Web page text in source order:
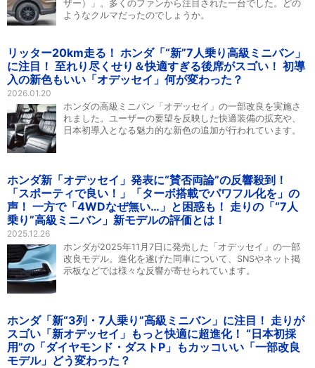
ザー）」。多くのファンから注目された一台でした。どの
ようなクルマだったのでしょうか。
リッター20km走る！ ホンダ「“新”7人乗り高級ミニバン」
に注目！ 至れり尽くせり＆快適すぎる後席がスゴい！ 初導
入の新色もいい「オデッセイ」何が変わった？
2026.01.20
ホンダの高級ミニバン「オデッセイ」の一部改良を実施さ
れました。ユーザーの要望を反映した快適装備の拡充や、
日本初導入となる魅力的な新色の追加が行われています。
ホンダ新「オデッセイ」発表に“賛否両論”の反響殺到！
「スポーティで良い！」「ターボ搭載でパワフル化を」の
声！ 一方で「4WDなぜ無い…」と困惑も！ 走りの「“7人
乗り”高級ミニバン」新モデルの評価とは！
2025.12.26
ホンダが2025年11月7日に発売した「オデッセイ」の一部
改良モデル。進化を遂げた同車について、SNSやネット掲
示板などでは様々な反響が寄せられています。
ホンダ「新“3列・7人乗り”高級ミニバン」に注目！ 走りが
スゴい「新オデッセイ」もっと快適に超進化！ “日本初採
用”の「ダイヤモンド・ダストP」もカッコいい「一部改良
モデル」どう変わった？